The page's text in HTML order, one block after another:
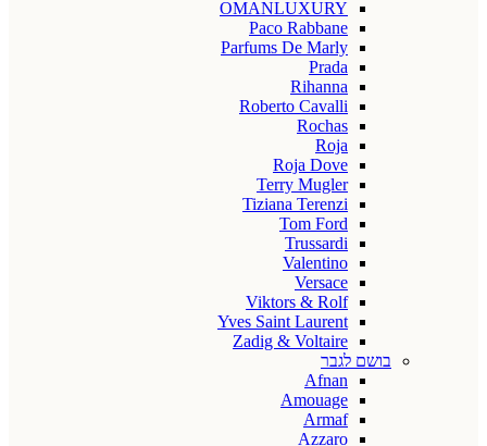
OMANLUXURY
Paco Rabbane
Parfums De Marly
Prada
Rihanna
Roberto Cavalli
Rochas
Roja
Roja Dove
Terry Mugler
Tiziana Terenzi
Tom Ford
Trussardi
Valentino
Versace
Viktors & Rolf
Yves Saint Laurent
Zadig & Voltaire
בושם לגבר
Afnan
Amouage
Armaf
Azzaro